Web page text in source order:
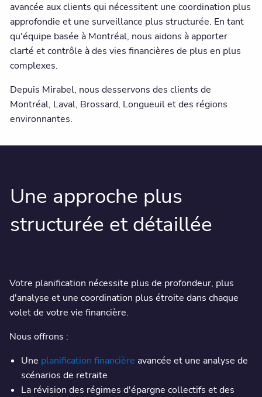
avancée aux clients qui nécessitent une coordination plus
approfondie et une surveillance plus structurée. En tant
qu'équipe basée à Montréal, nous aidons à apporter
clarté et contrôle à des vies financières de plus en plus
complexes.
Depuis Mirabel, nous desservons des clients de
Montréal, Laval, Brossard, Longueuil et des régions
environnantes.
Une approche plus
structurée et détaillée
Votre planification nécessite plus de profondeur, plus
d'analyse et une coordination plus étroite dans chaque
volet de votre vie financière.
Nous offrons :
Une planification financière avancée et une analyse de
scénarios de retraite
La révision des régimes d'épargne collectifs et des